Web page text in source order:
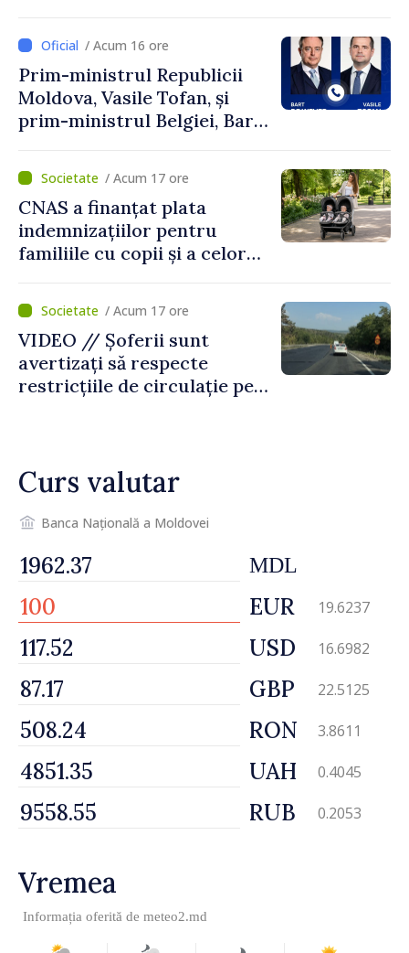
/ Acum 16 ore
Prim-ministrul Republicii
Moldova, Vasile Tofan, și
prim-ministrul Belgiei, Bart
despre parcursul european
al Republicii Moldova.
/ Acum 17 ore
CNAS a finanțat plata
indemnizațiilor pentru
familiile cu copii și a celor
temporară de muncă
/ Acum 17 ore
VIDEO // Șoferii sunt
avertizați să respecte
restricțiile de circulație pe
Curs valutar
Banca Națională a Moldovei
MDL
EUR 19.6237
USD 16.6982
GBP 22.5125
RON 3.8611
UAH 0.4045
RUB 0.2053
Vremea
Informația oferită de meteo2.md